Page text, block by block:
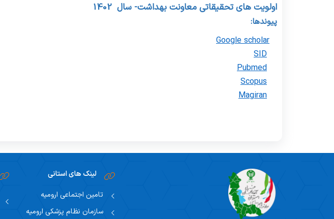
اولویت های تحقیقاتی معاونت بهداشت- سال 1402
پیوندها:
Google scholar
SID
Pubmed
Scopus
Magiran
لینک های استانی
تامین اجتماعی ارومیه
سازمان نظام پزشکی ارومیه